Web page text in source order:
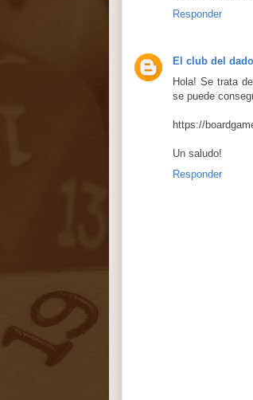
Responder
El club del dado
Hola! Se trata
se puede
https://
Un saludo!
Responder